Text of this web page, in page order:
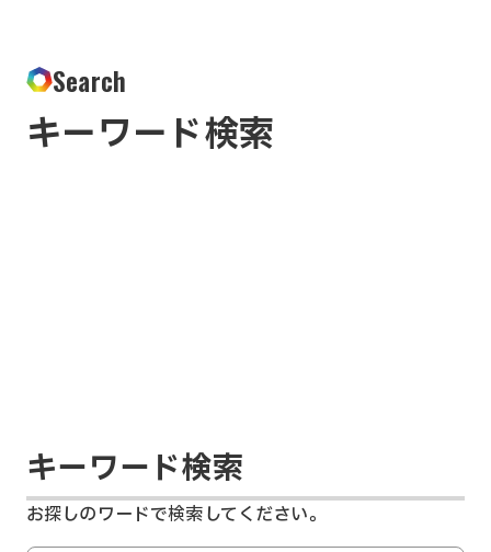
Search
キーワード検索
キーワード検索
お探しのワードで検索してください。